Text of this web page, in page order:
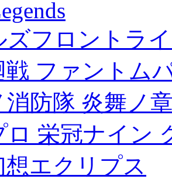
ズフロントラ
戦 ファントム
消防隊 炎舞ノ
ロ 栄冠ナイン
想エクリプス